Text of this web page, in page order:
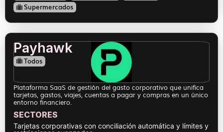
Supermercados
Payhawk
Todos
Plataforma SaaS de gestión del gasto corporativo que unifica
tarjetas, gastos, viajes, cuentas a pagar y compras en un único
entorno financiero.
SECTORES
Tarjetas corporativas con conciliación automática y límites y